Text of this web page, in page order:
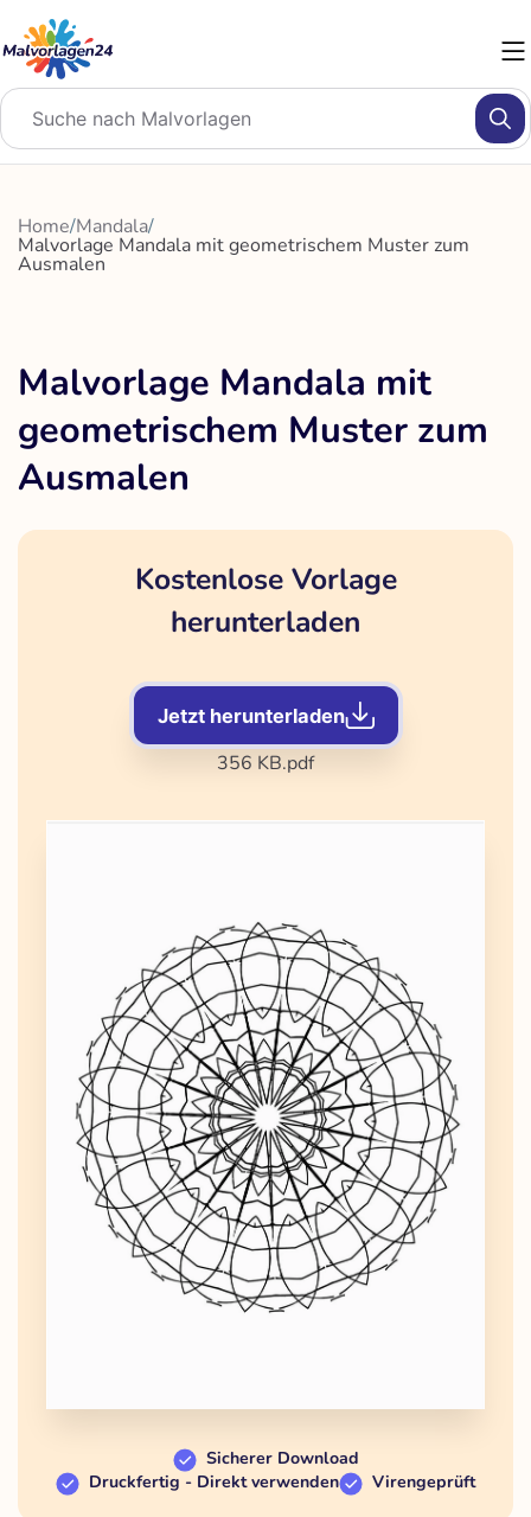
Inhalt
springen
Home/Mandala/
Malvorlage Mandala mit geometrischem Muster zum
Ausmalen
Malvorlage Mandala mit
geometrischem Muster zum
Ausmalen
Kostenlose Vorlage
herunterladen
Jetzt herunterladen
356 KB.pdf
Sicherer Download
Druckfertig - Direkt verwenden
Virengeprüft